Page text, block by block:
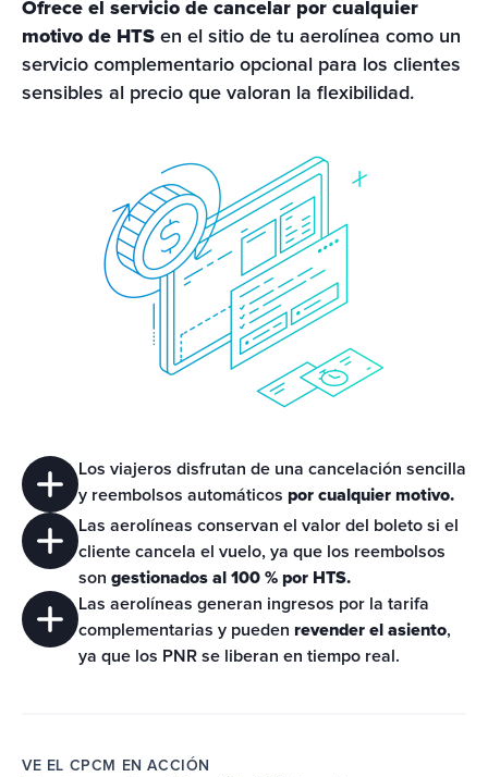
Ofrece el servicio de cancelar por cualquier
motivo de HTS en el sitio de tu aerolínea como un
servicio complementario opcional para los clientes
sensibles al precio que valoran la flexibilidad.
Los viajeros disfrutan de una cancelación sencilla
y reembolsos automáticos por cualquier motivo.
Las aerolíneas conservan el valor del boleto si el
cliente cancela el vuelo, ya que los reembolsos
son gestionados al 100 % por HTS.
Las aerolíneas generan ingresos por la tarifa
complementarias y pueden revender el asiento,
ya que los PNR se liberan en tiempo real.
VE EL CPCM EN ACCIÓN